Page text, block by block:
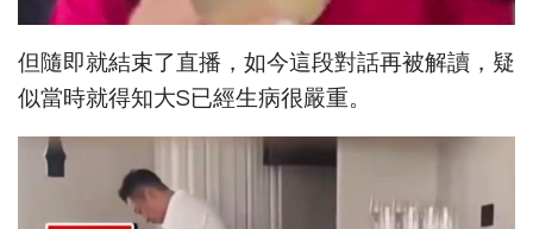
但隨即就結束了直播，如今這段對話再被解讀，疑
似當時就得知大S已經生病很嚴重。